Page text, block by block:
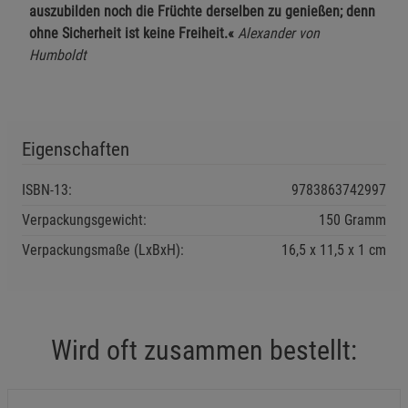
auszubilden noch die Früchte derselben zu genießen; denn
ohne Sicherheit ist keine Freiheit.« Alexander von
Humboldt
Eigenschaften
ISBN-13:
9783863742997
Verpackungsgewicht:
150 Gramm
Verpackungsmaße (LxBxH):
16,5 11,5 1 cm
Wird oft zusammen bestellt:
Einstellungen speichern für die Gruppe
Beschreibung Notwendige Cookies
Cookie-Informationen